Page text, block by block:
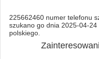
225662460 numer telefonu
szukano go dnia 2025-04-
polskiego.